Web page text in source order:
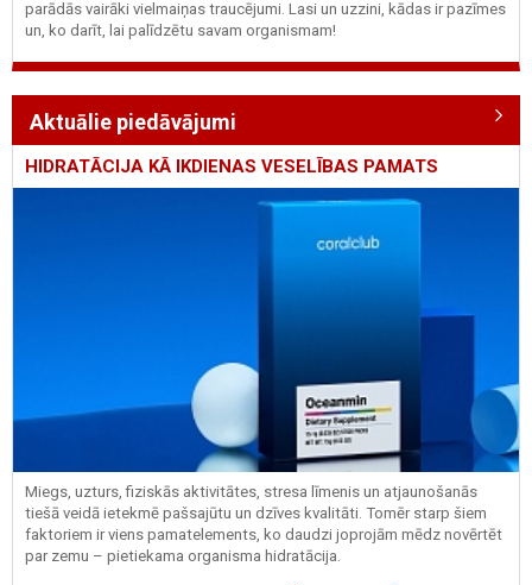
parādās vairāki vielmaiņas traucējumi. Lasi un uzzini, kādas ir pazīmes
un, ko darīt, lai palīdzētu savam organismam!
Aktuālie piedāvājumi
HIDRATĀCIJA KĀ IKDIENAS VESELĪBAS PAMATS
Miegs, uzturs, fiziskās aktivitātes, stresa līmenis un atjaunošanās
tiešā veidā ietekmē pašsajūtu un dzīves kvalitāti. Tomēr starp šiem
faktoriem ir viens pamatelements, ko daudzi joprojām mēdz novērtēt
par zemu – pietiekama organisma hidratācija.